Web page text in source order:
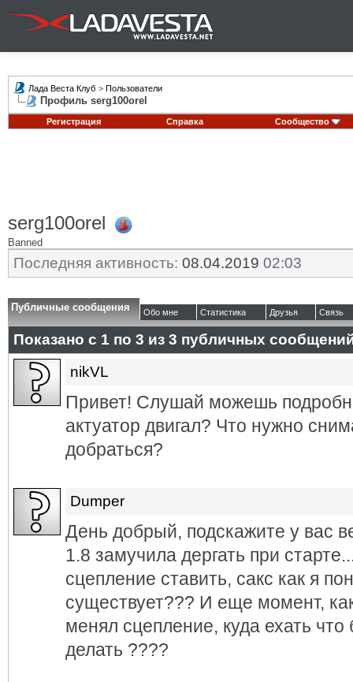
Лада Веста Клуб > Пользователи
Профиль serg100orel
Регистрация Справка Сообщество
serg100orel
Banned
Последняя активность: 08.04.2019 02:03
Публичные сообщения Обо мне Статистика Друзья Связь
Показано с 1 по 3 из 3 публичных
nikVL
Привет! Слушай можешь
актуатор двигал? Что нужно
добраться?
Dumper
День добрый, подскажите у вас
1.8 замучила дергать при
сцепление ставить, сакс как я
существует??? И еще момент,
менял сцепление, куда ехать
делать ????